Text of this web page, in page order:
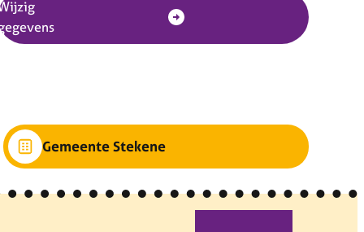
Gemeente Stekene